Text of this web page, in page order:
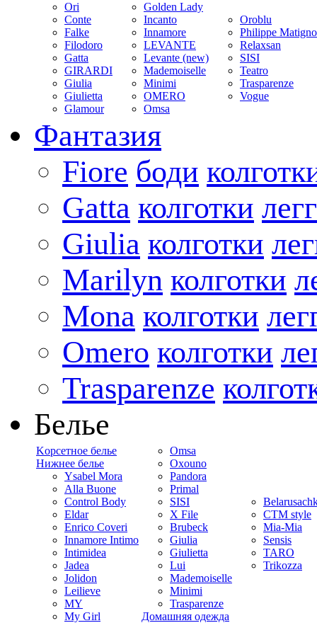
Ori
Conte
Falke
Filodoro
Gatta
GIRARDI
Giulia
Giulietta
Glamour
Golden Lady
Incanto
Innamore
LEVANTE
Levante (new)
Mademoiselle
Minimi
OMERO
Omsa
Oroblu
Philippe
Relaxsan
SISI
Teatro
Trasparenze
Vogue
Фантазия
Fiore боди
Gatta колготки
Giulia колготки
Marilyn колготки
Mona колготки
Omero колготки
Trasparenze
Белье
Kорсетное белье
Нижнее белье
Ysabel Mora
Alla Buone
Control Body
Eldar
Enrico Coveri
Innamore Intimo
Intimidea
Jadea
Jolidon
Leilieve
MY
My Girl
Omsa
Oxouno
Pandora
Primal
SISI
X File
Brubeck
Giulia
Giulietta
Lui
Mademoiselle
Minimi
Trasparenze
Домашняя одежда
CTM style
Mia-Mia
Sensis
TARO
Trikozza